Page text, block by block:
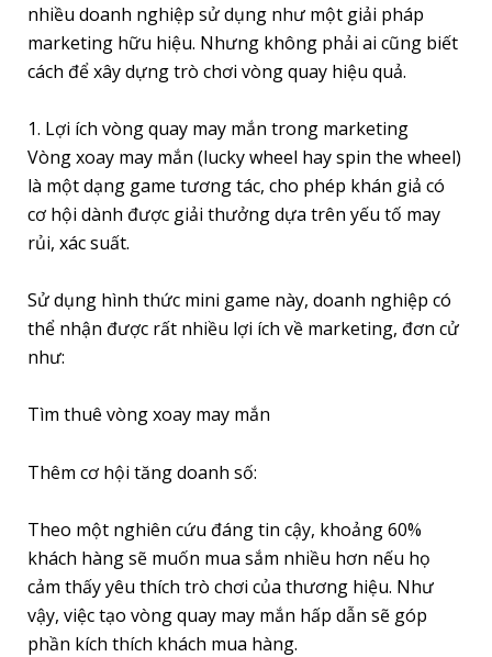
nhiều doanh nghiệp sử dụng như một giải pháp
marketing hữu hiệu. Nhưng không phải ai cũng biết
cách để xây dựng trò chơi vòng quay hiệu quả.
1. Lợi ích vòng quay may mắn trong marketing
Vòng xoay may mắn (lucky wheel hay spin the wheel)
là một dạng game tương tác, cho phép khán giả có
cơ hội dành được giải thưởng dựa trên yếu tố may
rủi, xác suất.
Sử dụng hình thức mini game này, doanh nghiệp có
thể nhận được rất nhiều lợi ích về marketing, đơn cử
như:
Tìm thuê vòng xoay may mắn
Thêm cơ hội tăng doanh số:
Theo một nghiên cứu đáng tin cậy, khoảng 60%
khách hàng sẽ muốn mua sắm nhiều hơn nếu họ
cảm thấy yêu thích trò chơi của thương hiệu. Như
vậy, việc tạo vòng quay may mắn hấp dẫn sẽ góp
phần kích thích khách mua hàng.